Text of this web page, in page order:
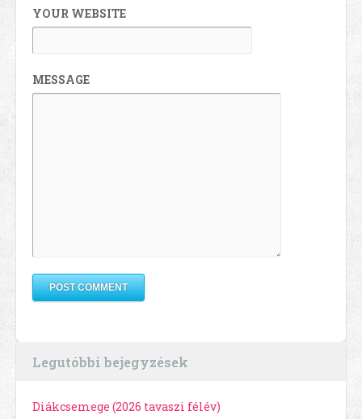
YOUR WEBSITE
MESSAGE
Legutóbbi bejegyzések
Diákcsemege (2026 tavaszi félév)